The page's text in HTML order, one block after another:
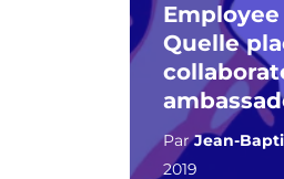
Quelle
ParJean-
2019